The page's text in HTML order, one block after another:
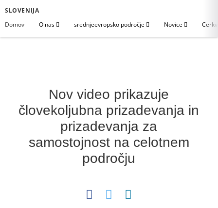
SLOVENIJA
Domov
O nas srednjeevropsko področje Novice
Nov video prikazuje
človekoljubna prizadevanja in
prizadevanja za
samostojnost na celotnem
področju